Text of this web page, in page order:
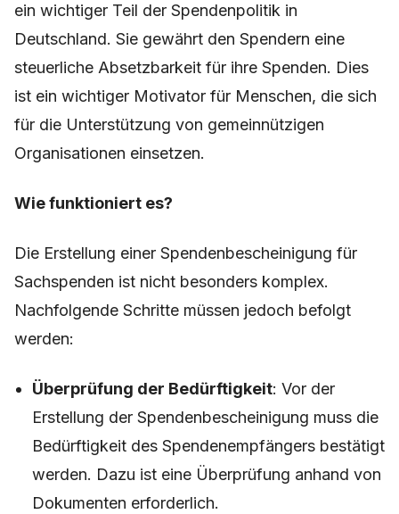
ein wichtiger Teil der Spendenpolitik in
Deutschland. Sie gewährt den Spendern eine
steuerliche Absetzbarkeit für ihre Spenden. Dies
ist ein wichtiger Motivator für Menschen, die sich
für die Unterstützung von gemeinnützigen
Organisationen einsetzen.
Wie funktioniert es?
Die Erstellung einer Spendenbescheinigung für
Sachspenden ist nicht besonders komplex.
Nachfolgende Schritte müssen jedoch befolgt
werden:
Überprüfung der Bedürftigkeit: Vor der
Erstellung der Spendenbescheinigung muss die
Bedürftigkeit des Spendenempfängers bestätigt
werden. Dazu ist eine Überprüfung anhand von
Dokumenten erforderlich.